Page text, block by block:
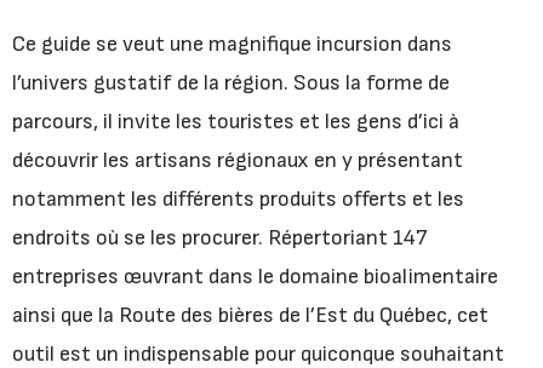
Ce guide se veut une magnifique incursion dans
l’univers gustatif de la région. Sous la forme de
parcours, il invite les touristes et les gens d’ici à
découvrir les artisans régionaux en y présentant
notamment les différents produits offerts et les
endroits où se les procurer. Répertoriant 147
entreprises œuvrant dans le domaine bioalimentaire
ainsi que la Route des bières de l’Est du Québec, cet
outil est un indispensable pour quiconque souhaitant